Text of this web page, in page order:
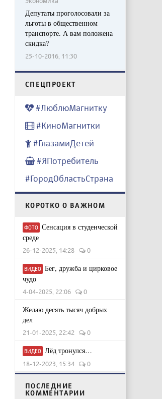
Депутаты проголосовали за
льготы в общественном
транспорте. А вам положена
скидка?
25-10-2016, 11:30
CПЕЦПРОЕКТ
#ЛюблюМагнитку
#КиноМагнитки
#ГлазамиДетей
#ЯПотребитель
#ГородОбластьСтрана
КОРОТКО О ВАЖНОМ
ФОТО Сенсация в студенческой
среде
26-12-2025, 14:28 0
ВИДЕО Бег, дружба и цирковое
чудо
4-04-2025, 22:06 0
Желаю десять тысяч добрых
дел
21-01-2025, 22:42 0
ВИДЕО Лёд тронулся…
18-12-2023, 15:34 0
ПОСЛЕДНИЕ
КОММЕНТАРИИ